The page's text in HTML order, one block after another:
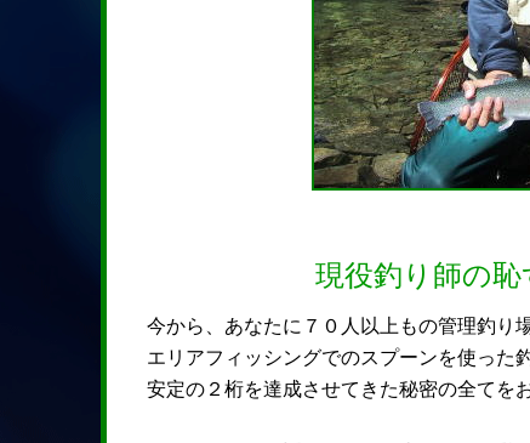
現役釣り師の
今から、あなたに７０人以上もの管理釣り
エリアフィッシングでのスプーンを使った
安定の２桁を達成させてきた秘密の全てを